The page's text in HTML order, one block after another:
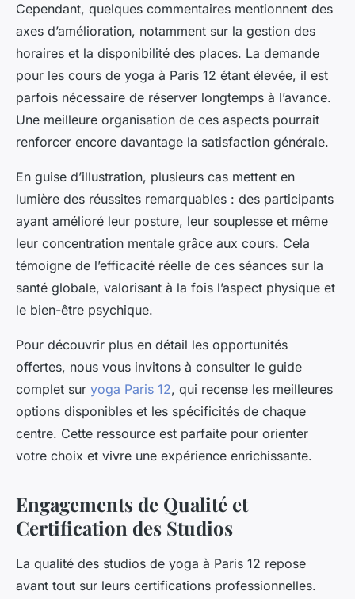
Cependant, quelques commentaires mentionnent des
axes d’amélioration, notamment sur la gestion des
horaires et la disponibilité des places. La demande
pour les cours de yoga à Paris 12 étant élevée, il est
parfois nécessaire de réserver longtemps à l’avance.
Une meilleure organisation de ces aspects pourrait
renforcer encore davantage la satisfaction générale.
En guise d’illustration, plusieurs cas mettent en
lumière des réussites remarquables : des participants
ayant amélioré leur posture, leur souplesse et même
leur concentration mentale grâce aux cours. Cela
témoigne de l’efficacité réelle de ces séances sur la
santé globale, valorisant à la fois l’aspect physique et
le bien-être psychique.
Pour découvrir plus en détail les opportunités
offertes, nous vous invitons à consulter le guide
complet sur yoga Paris 12, qui recense les meilleures
options disponibles et les spécificités de chaque
centre. Cette ressource est parfaite pour orienter
votre choix et vivre une expérience enrichissante.
Engagements de Qualité et
Certification des Studios
La qualité des studios de yoga à Paris 12 repose
avant tout sur leurs certifications professionnelles.